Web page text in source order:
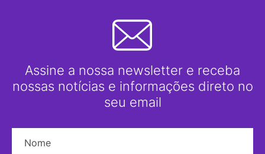
Assine a nossa newsletter e receba
nossas notícias e informações direto no
seu email